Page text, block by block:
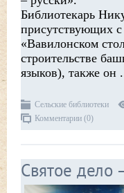
Библиотекарь
присутствующих с
«Вавилонском
строительстве
языков), также он
Сельские библиотеки
Комментарии (0)
Святое дело